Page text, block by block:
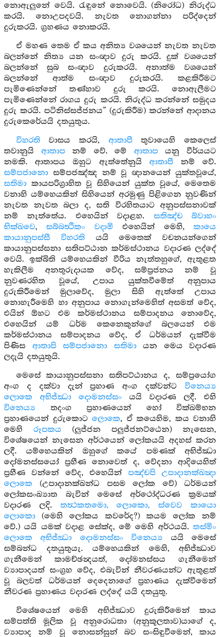
නොඇලුනේ වෙයි. රැඳුනේ නොවෙයි. (නිරෝධ) නිරුද්ධ
කරයි. නොඋපදවයි. නැවත නොගන්නා පරිද්දෙන්
දුරුකරයි. ග්‍රහණය නොකරයි.
ඒ මහණ තෙම ඒ කය අනිත්‍ය වශයෙන් නැවත නැවත
බලන්නේ නිත්‍ය යන සංඥාව දුරු කරයි. දුක් වශයෙන්
බලන්නේ සුබ සංඥාව දුරුකරයි. අනාත්ම වශයෙන්
බලන්නේ ආත්ම සංඥාව දුරුකරයි. කළකිරීමට
පැමිණෙන්නේ තණ්හාව දුරු කරයි. නොඇලීමට
පැමිණෙන්නේ රාගය දුරු කරයි. නිරුද්ධ කරන්නේ සමුදය
දුරු කරයි. පටිනිස්සජ්ජනය” (දුරුකිරීම) කරන්නේ ආදානය
දුරුකෙරේයයි දතයුතුය.
විහරති වාසය කරයි, ආතාපීතුවායෙහි කෙලෙස්
තවානුයි ආතාපනම් වේ. මේ ආතාපයනු වීර්යයට
නමකි. ආතාපය ඔහුට ඇත්තේනුයි ආතාපීනම් වේ.
සම්පජානො සම්පජඤ්ඤ නම් වූ ඥානයෙන් යුක්තවූයේ,
සතිමා කායපරිග්‍රාහිත වූ සිහියෙන් යුක්ත වූයේ, මෙතෙම
වනාහි යම්හෙයකින් සිහියෙන් අරමුණු පිළිගෙන නුවණින්
නැවත නැවත බලා ද, සති විරහිතයාට අනුපස්සනාවක්
නම් නැත්තේය. එහෙයින් වදාළහ. සතිඤ්ච ඛ්වාහං
භික්ඛවෙ,සබ්බත්‍ථිකං වදාමිඑහෙයින් මෙහි,කායෙ
කායානුපස්සී විහරති යයි මෙතෙක් වචනයන්ගෙන්
කායානුපස්සනා සතිපට්ඨාන කර්මස්ථානය වදාරණ ලද්දේ
වෙයි. ඉක්බිති යම්හෙයකින් වීරිය නැත්තහුගේ, ඇතුළත
හැකිලීම අනතුරුදායක වේද, සම්ප්‍රජනය නම් වූ
නුවණරහිත වූයේ, උපාය යුක්තවීමේත් අනුපාය
දුරුකිරීමෙන් මුලාවේද, මුලා සිහි ඇත්තේ උපාය
නොහැරීමෙහි හා අනුපාය නොගැන්මෙහිත් අසමත් වේද,
එයින් ඕහට එම කර්මස්ථානය සම්පාදනය නොවේද,
එහෙයින් යම් ධර්ම කෙනෙකුන්ගේ බලයෙන් එම
කර්මස්ථානය සම්පාදනය වේද, ඒ ධර්මයන් දැක්වීම
පිණිස ආතාපි සම්පජානො සතිමායන මෙය වදාරණ
ලදැයි දතයුතුයි.
මෙසේ කායානුපස්සනා සතිපට්ඨානය ද, සම්ප්‍රයෝග
අංග ද දක්වා දැන් ප්‍රහාණ අංග දක්වන්ට විනෙය්‍ය
ලොකෙ අභිජ්ඣා දොමනස්සං යයි වදාරණ ලදී. එහි
විනෙය්‍ය තදංග ප්‍රහාණයෙන් හෝ වික්ඛම්භන
ප්‍රහාණයෙන් දුරුකොට ලොකෙ, ඒ කයෙහිම, කය වනාහි
මෙහි රූපකය (ලුජ්ජන පලුජ්ජනට්ඨෙන) නැසෙන,
විශේෂයෙන් නැසෙන අර්ථයෙන් ලෝකයයි අදහස් කරන
ලදී. යම්හෙයකින් ඔහුගේ කයේ පමණක් අභිජ්ඣා
දෝමනස්සයෝ ප්‍රහීණ නොවෙත් ද, වේදනා ආදියෙහිත්
ප්‍රහීණ වන්නේ වේද, එහෙයින් පඤ්චපි උපාදානක්ඛන්‍දා
ලොකෙ (උපාදානක්ඛන්ධ පසම ලෝක වේ) ධර්මයන්
ලෝකසංඛ්‍යාත බැවින් මෙසේ අර්ථෝද්ධරණ ක්‍රමයක්
වදාරණ ලදි. තත්‍ථකතමො, ලොකො, ස්වෙව කායො
ලොකො (මෙහි ලෝකය කවරේද?) කයම ලෝක නම්
වේ.) යයි යමක් වදාළ සේක්ද, මේ මෙහි අර්ථයයි. තස්මිං
ලොකෙ අභිජ්ඣා දොමනස්සං විනෙය්‍ය යයි මෙසේ
සම්බන්ධ දතයුතුයැ. යම්හෙයකින් මෙහි, අභිජ්ඣාව
ගැනීමෙන් කාමච්ඡන්‍දයත්, දෝමනස්සය ගැනීමෙන්
ව්‍යාපාදයත් සංග්‍රහ වේද, එබැවින් නීවරණයන්ට ඇතුළත්
වූ බලවත් ධර්මයන් දෙදෙනාගේ ප්‍රහාණය දැක්වීමෙන්
නීවරණ ප්‍රහාණය වදාරණ ලද්දේ යයි දතයුතු.
විශේෂයෙන් මෙහි අභිජ්ඣාව දුරුකිරීමෙන් කාය
සම්පත්ති මූලික වූ අනුරොධතා (අනුකූලතාව)යාගේ ද,
ව්‍යාපාද නම් වූ නොසන්සුන් බව සංසිඳුවීමෙන්, කාය